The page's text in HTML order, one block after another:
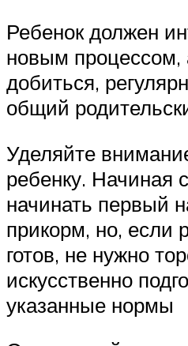
Ребенок должен
новым процессом,
добиться,
общий
Уделяйте
ребенку. Начиная
начинать первый
прикорм, но, если
готов, не нужно
искусственно
указанные нормы